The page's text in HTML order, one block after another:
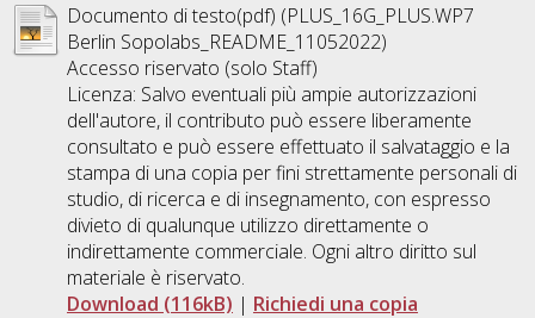
Documento di testo(pdf) (PLUS_16G_PLUS.WP7
Berlin Sopolabs_README_11052022)
Accesso riservato (solo Staff)
Licenza: Salvo eventuali più ampie autorizzazioni
dell'autore, il contributo può essere liberamente
consultato e può essere effettuato il salvataggio e la
stampa di una copia per fini strettamente personali di
studio, di ricerca e di insegnamento, con espresso
divieto di qualunque utilizzo direttamente o
indirettamente commerciale. Ogni altro diritto sul
materiale è riservato.
Download (116kB) | Richiedi una copia